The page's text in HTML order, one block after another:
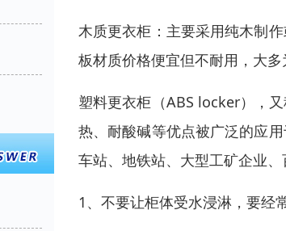
木质更衣柜：主要采用纯木制
板材质价格便宜但不耐用，大
塑料更衣柜（ABS locker），
热、耐酸碱等优点被广泛的应
车站、地铁站、大型工矿企业
1、不要让柜体受水浸淋，要经